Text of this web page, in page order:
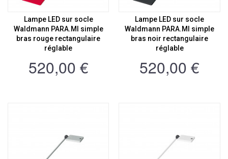
Lampe LED sur socle
Waldmann PARA.MI simple
bras rouge rectangulaire
réglable
520,00 €
Lampe LED sur socle
Waldmann PARA.MI simple
bras noir rectangulaire
réglable
520,00 €